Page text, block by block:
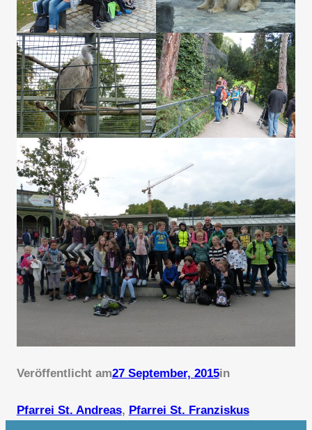
Veröffentlicht am27 September, 2015in
Pfarrei St. Andreas, Pfarrei St. Franziskus